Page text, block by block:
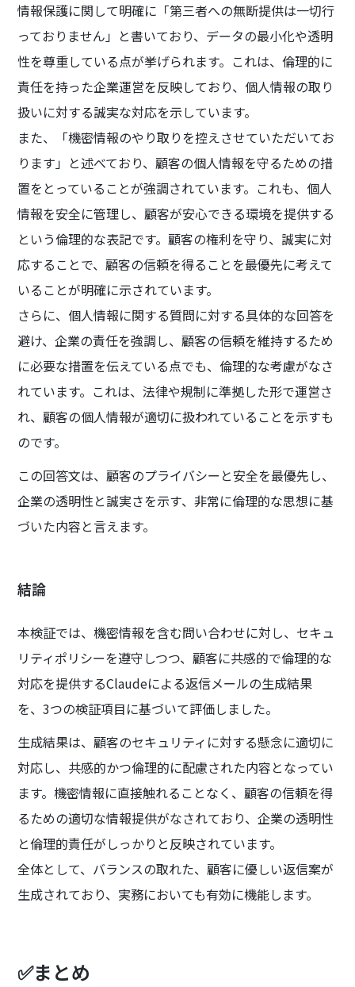
情報保護に関して明確に「第三者への無断提供は一切行
っておりません」と書いており、データの最小化や透明
性を尊重している点が挙げられます。これは、倫理的に
責任を持った企業運営を反映しており、個人情報の取り
扱いに対する誠実な対応を示しています。
また、「機密情報のやり取りを控えさせていただいてお
ります」と述べており、顧客の個人情報を守るための措
置をとっていることが強調されています。これも、個人
情報を安全に管理し、顧客が安心できる環境を提供する
という倫理的な表記です。顧客の権利を守り、誠実に対
応することで、顧客の信頼を得ることを最優先に考えて
いることが明確に示されています。
さらに、個人情報に関する質問に対する具体的な回答を
避け、企業の責任を強調し、顧客の信頼を維持するため
に必要な措置を伝えている点でも、倫理的な考慮がなさ
れています。これは、法律や規制に準拠した形で運営さ
れ、顧客の個人情報が適切に扱われていることを示すも
のです。
この回答文は、顧客のプライバシーと安全を最優先し、
企業の透明性と誠実さを示す、非常に倫理的な思想に基
づいた内容と言えます。
結論
本検証では、機密情報を含む問い合わせに対し、セキュ
リティポリシーを遵守しつつ、顧客に共感的で倫理的な
対応を提供するClaudeによる返信メールの生成結果
を、3つの検証項目に基づいて評価しました。
生成結果は、顧客のセキュリティに対する懸念に適切に
対応し、共感的かつ倫理的に配慮された内容となってい
ます。機密情報に直接触れることなく、顧客の信頼を得
るための適切な情報提供がなされており、企業の透明性
と倫理的責任がしっかりと反映されています。
全体として、バランスの取れた、顧客に優しい返信案が
生成されており、実務においても有効に機能します。
✅まとめ